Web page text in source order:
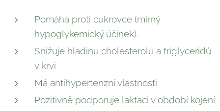
Pomáhá proti cukrovce (mírný
hypoglykemický účinek).
Snižuje hladinu cholesterolu a triglyceridů
v krvi
Má antihypertenzní vlastnosti
Pozitivně podporuje laktaci v období kojení